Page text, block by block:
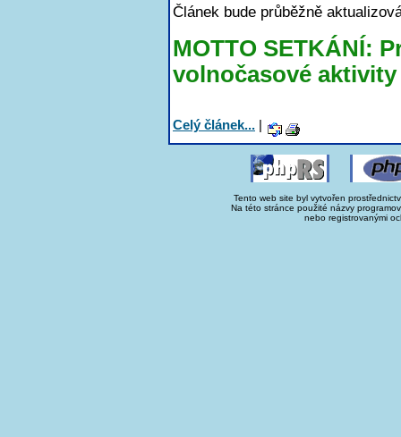
Článek bude průběžně
MOTTO SETKÁNÍ:
volnočasové aktivity
Celý článek... |
Tento web site byl vytvořen
Na této stránce použité názvy
nebo registrovanými